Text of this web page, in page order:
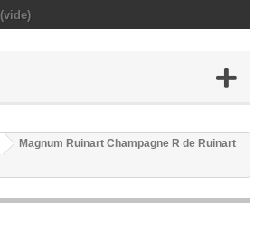
(vide)
Magnum Ruinart Champagne R de Ruinart